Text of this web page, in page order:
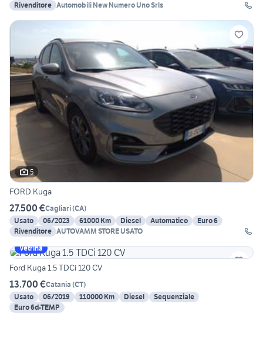
Rivenditore Automobili New Numero Uno Srls
5
FORD Kuga
27.500 €Cagliari(CA)
Usato
06/2023 61000 Km Diesel Automatico
Euro 6
Rivenditore AUTOVAMM STORE USATO
Vetrina
Ford Kuga 1.5 TDCi 120 CV
13.700 €Catania (CT)
Usato
06/2019 110000 Km Diesel
Sequenziale
Euro 6d-TEMP